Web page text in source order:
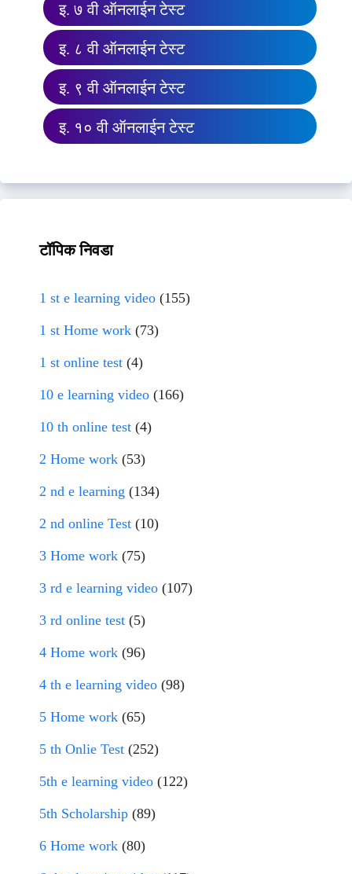
इ. ७ वी ऑनलाईन टेस्ट
इ. ८ वी ऑनलाईन टेस्ट
इ. ९ वी ऑनलाईन टेस्ट
इ. १० वी ऑनलाईन टेस्ट
टॉपिक निवडा
1 st e learning video (155)
1 st Home work (73)
1 st online test (4)
10 e learning video (166)
10 th online test (4)
2 Home work (53)
2 nd e learning (134)
2 nd online Test (10)
3 Home work (75)
3 rd e learning video (107)
3 rd online test (5)
4 Home work (96)
4 th e learning video (98)
5 Home work (65)
5 th Onlie Test (252)
5th e learning video (122)
5th Scholarship (89)
6 Home work (80)